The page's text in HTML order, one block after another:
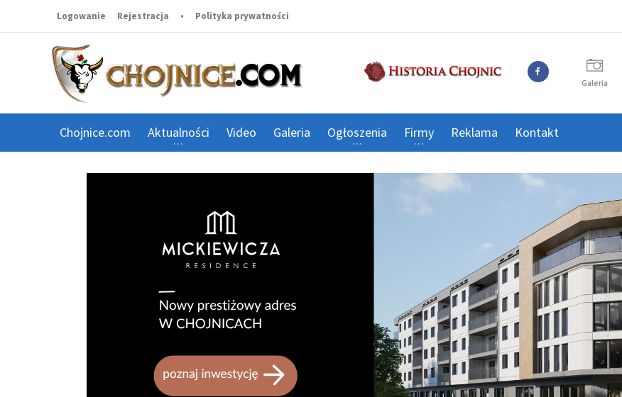
Logowanie Rejestracja • Polityka prywatności
Galeria
Chojnice.com Aktualności Video Galeria Ogłoszenia Firmy Reklama Kontakt